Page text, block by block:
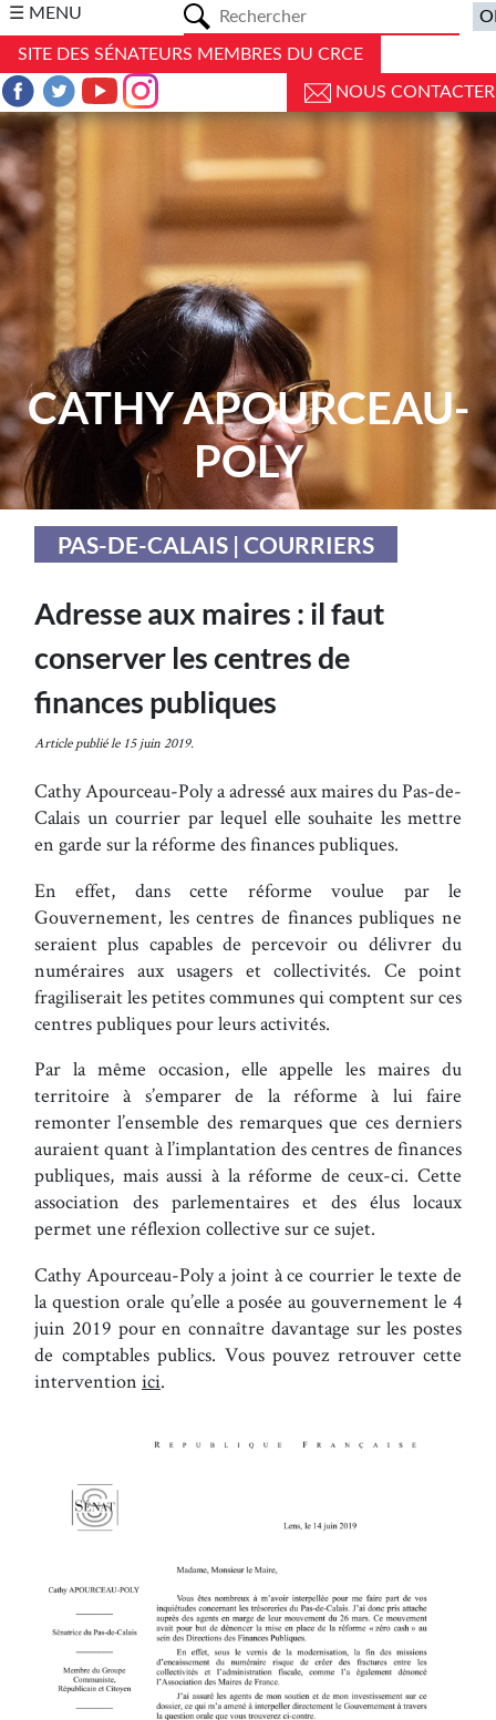
☰ MENU
SITE DES SÉNATEURS MEMBRES DU CRCE
NOUS CONTACTER
CATHY APOURCEAU-
POLY
PAS-DE-CALAIS | COURRIERS
Adresse aux maires : il faut
conserver les centres de
finances publiques
Article publié le 15 juin 2019.
Cathy Apourceau-Poly a adressé aux maires du Pas-de-
Calais un courrier par lequel elle souhaite les mettre
en garde sur la réforme des finances publiques.
En effet, dans cette réforme voulue par le
Gouvernement, les centres de finances publiques ne
seraient plus capables de percevoir ou délivrer du
numéraires aux usagers et collectivités. Ce point
fragiliserait les petites communes qui comptent sur ces
centres publiques pour leurs activités.
Par la même occasion, elle appelle les maires du
territoire à s’emparer de la réforme à lui faire
remonter l’ensemble des remarques que ces derniers
auraient quant à l’implantation des centres de finances
publiques, mais aussi à la réforme de ceux-ci. Cette
association des parlementaires et des élus locaux
permet une réflexion collective sur ce sujet.
Cathy Apourceau-Poly a joint à ce courrier le texte de
la question orale qu’elle a posée au gouvernement le 4
juin 2019 pour en connaître davantage sur les postes
de comptables publics. Vous pouvez retrouver cette
intervention ici.